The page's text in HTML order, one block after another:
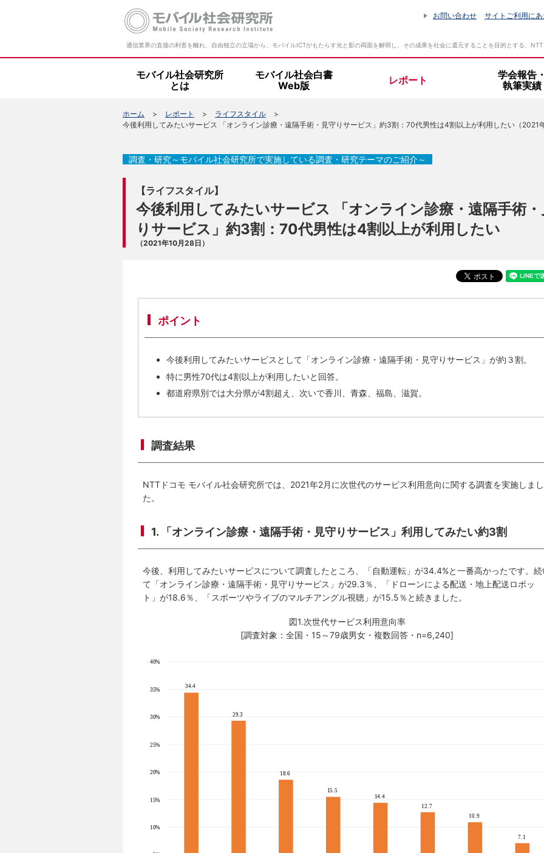
お問い合わせ サイトご利用に
通信業界の直接の利害を離れ、自由独立の立場から、モバイルICTがもたらす光と影の両面を解明し、その成果を社会に還元することを目的とする、
モバイル社会研究所
とは
設立趣旨・活動指針
モバイル社会白書
Web版
レポート
学会報告
執筆実績
ホーム レポート
ライフスタイル
今後利用してみたいサービス 「オンライン診療・遠隔手術・見守りサービス」約3割：70代男性は4割以上が利用したい（2021
【ライフスタイル】
今後利用してみたいサービス 「オンライン診療・遠隔手術
りサービス」約3割：70代男性は4割以上が利用したい
（2021年10月28日）
調査・研究～モバイル社会研究所で実施している調査・研究テーマのご紹介～
ポイント
今後利用してみたいサービスとして「オンライン診療・遠隔手術・見守りサービス」が約３割。
特に男性70代は4割以上が利用したいと回答。
都道府県別では大分県が4割超え、次いで香川、青森、福島、滋賀。
調査結果
NTTドコモ モバイル社会研究所では、2021年2月に次世代のサービス利用意向に関する調査を実施しまし
た。
1. 「オンライン診療・遠隔手術・見守りサービス」利用してみたい約3割
今後、利用してみたいサービスについて調査したところ、「自動運転」が34.4%と一番高かったです。続
て「オンライン診療・遠隔手術・見守りサービス」が29.3％、「ドローンによる配送・地上配送ロボッ
ト」が18.6％、「スポーツやライブのマルチアングル視聴」が15.5％と続きました。
図1.次世代サービス利用意向率
[調査対象：全国・15～79歳男女・複数回答・n=6,240]